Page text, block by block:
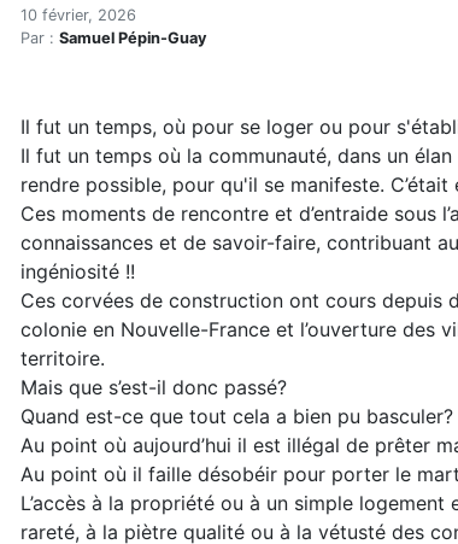
Accueil
Articles
Le droit de corvée
Le droit de corvée
10 février, 2026
Par : Samuel Pépin-Guay
Il fut un temps, où pour se loger ou pour
Il fut un temps où la communauté, dans un
rendre possible, pour qu'il se manifeste.
Ces moments de rencontre et d’entraide sous
connaissances et de savoir-faire, contribuant
ingéniosité !!
Ces corvées de construction ont cours depuis
colonie en Nouvelle-France et l’ouverture des
territoire.
Mais que s’est-il donc passé?
Quand est-ce que tout cela a bien pu basculer?
Au point où aujourd’hui il est illégal de prêter
Au point où il faille désobéir pour porter le
L’accès à la propriété ou à un simple
rareté, à la piètre qualité ou à la vétusté des